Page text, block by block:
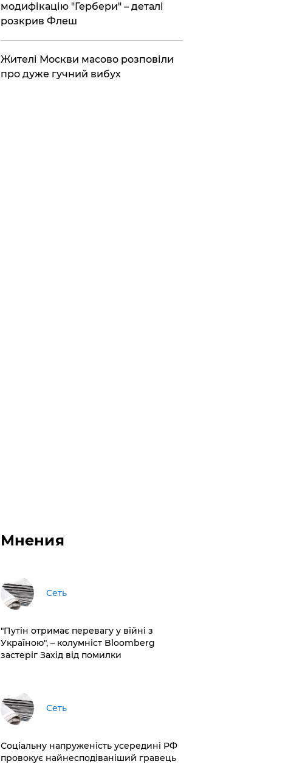
модифікацію "Гербери" – деталі
розкрив Флеш
Жителі Москви масово розповіли
про дуже гучний вибух
Мнения
Сеть
"Путін отримає перевагу у війні з
Україною", – колумніст Bloomberg
застеріг Захід від помилки
Сеть
Соціальну напруженість усередині РФ
провокує найнесподіваніший гравець